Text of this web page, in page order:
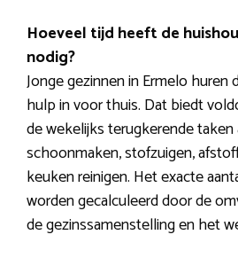
Hoeveel tijd heeft de
nodig?
Jonge gezinnen in Ermelo huren
hulp in voor thuis. Dat biedt
de wekelijks terugkerende
schoonmaken, stofzuigen,
keuken reinigen. Het exacte
worden gecalculeerd door de
de gezinssamenstelling en het